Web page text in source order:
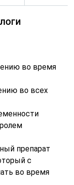
во время
во всех
препарат
с
во время